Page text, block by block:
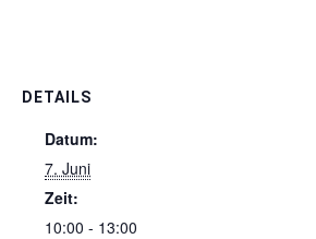
DETAILS
Datum:
7. Juni
Zeit:
10:00 - 13:00